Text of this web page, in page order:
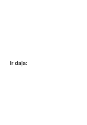
Ir daļa: